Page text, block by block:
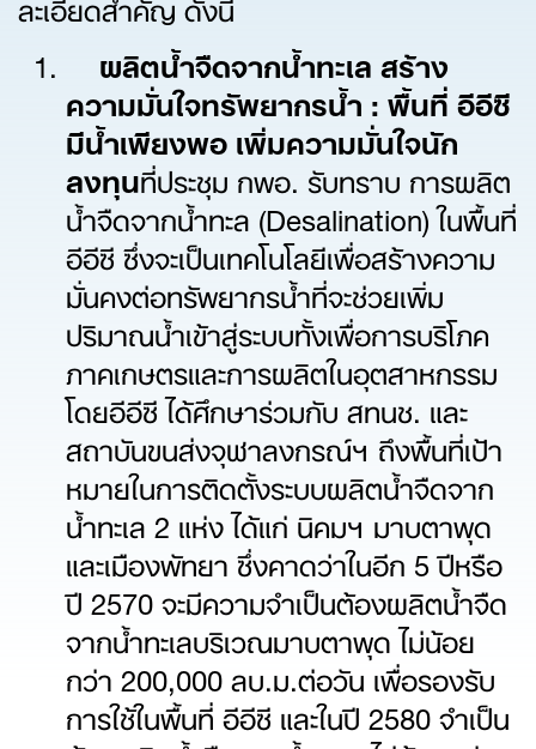
ผลิตน้ำจืดจากน้ำทะเล สร้าง
ความมั่นใจทรัพยากรน้ำ : พื้นที่ อีอีซี
มีน้ำเพียงพอ เพิ่มความมั่นใจนัก
ลงทุนที่ประชุม กพอ. รับทราบ การผลิต
น้ำจืดจากน้ำทะล (Desalination) ในพื้นที่
อีอีซี ซึ่งจะเป็นเทคโนโลยีเพื่อสร้างความ
มั่นคงต่อทรัพยากรน้ำที่จะช่วยเพิ่ม
ปริมาณน้ำเข้าสู่ระบบทั้งเพื่อการบริโภค
ภาคเกษตรและการผลิตในอุตสาหกรรม
โดยอีอีซี ได้ศึกษาร่วมกับ สทนช. และ
สถาบันขนส่งจุฬาลงกรณ์ฯ ถึงพื้นที่เป้า
หมายในการติดตั้งระบบผลิตน้ำจืดจาก
น้ำทะเล 2 แห่ง ได้แก่ นิคมฯ มาบตาพุด
และเมืองพัทยา ซึ่งคาดว่าในอีก 5 ปีหรือ
ปี 2570 จะมีความจำเป็นต้องผลิตน้ำจืด
จากน้ำทะเลบริเวณมาบตาพุด ไม่น้อย
กว่า 200,000 ลบ.ม.ต่อวัน เพื่อรองรับ
การใช้ในพื้นที่ อีอีซี และในปี 2580 จำเป็น